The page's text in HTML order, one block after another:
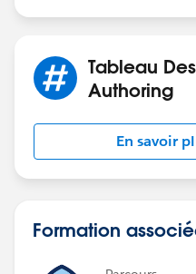
Tableau
Authoring
En savoir
Formation